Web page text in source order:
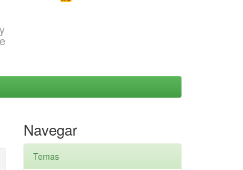
Navegar
Temas